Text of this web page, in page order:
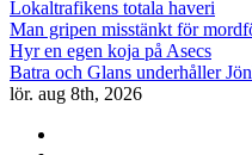
Lokaltrafikens totala haveri
Man gripen misstänkt för
Hyr en egen koja på Asecs
Batra och Glans underhåller
lör. aug 8th, 2026